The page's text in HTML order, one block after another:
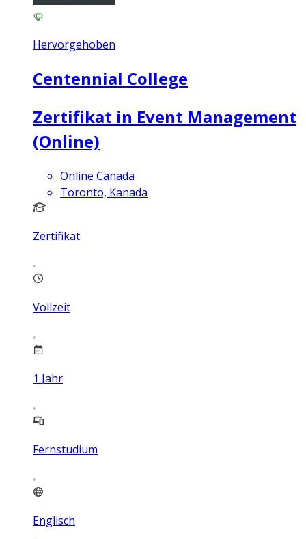
Hervorgehoben
Centennial College
Zertifikat in Event Management
(Online)
Online Canada
Toronto, Kanada
Zertifikat
Vollzeit
1 Jahr
Fernstudium
Englisch